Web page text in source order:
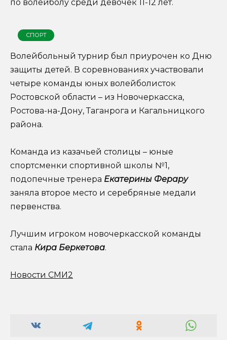
по волейболу среди девочек 11-12 лет.
СПОРТ
Волейбольный турнир был приурочен ко Дню
защиты детей. В соревнованиях участвовали
четыре команды юных волейболисток
Ростовской области – из Новочеркасска,
Ростова-на-Дону, Таганрога и Кагальницкого
района.
Команда из казачьей столицы – юные
спортсменки спортивной школы №1,
подопечные тренера Екатерины Ферару
заняла второе место и серебряные медали
первенства.
Лучшим игроком новочеркасской команды
стала Кира Беркетова.
Новости СМИ2